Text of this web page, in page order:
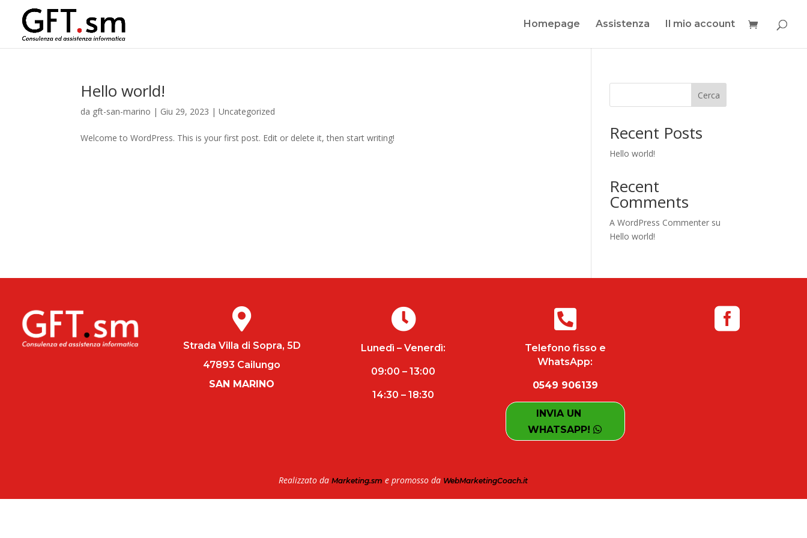
Homepage Assistenza Il mio account
Hello world!
da gft-san-marino | Giu 29, 2023 |Uncategorized
Welcome to WordPress. This is your first post. Edit or delete it, then start writing!
Cerca
Recent Posts
Hello world!
Recent
Comments
A WordPress Commenter su
Hello world!

Strada Villa di Sopra, 5D
47893 Cailungo
SAN MARINO

Lunedì – Venerdì:
09:00 – 13:00
14:30 – 18:30

Telefono fisso e
WhatsApp:
0549 906139
INVIA UN
WHATSAPP!

Realizzato da Marketing.sm e promosso da WebMarketingCoach.it